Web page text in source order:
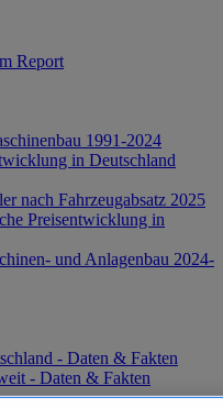
Report
1991-2024
in Deutschland
nach Fahrzeugabsatz 2025
Preisentwicklung in
und Anlagenbau 2024-
- Daten & Fakten
- Daten & Fakten